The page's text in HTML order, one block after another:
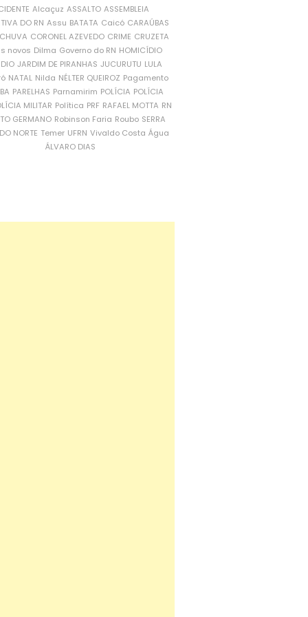
Alcaçuz ASSALTO ASSEMBLEIA
DO RN Assu BATATA Caicó CARAÚBAS
CORONEL AZEVEDO CRIME CRUZETA
novos Dilma Governo do RN HOMICÍDIO
JARDIM DE PIRANHAS JUCURUTU LULA
NATAL Nilda NÉLTER QUEIROZ Pagamento
PARELHAS Parnamirim POLÍCIA POLÍCIA
MILITAR Política PRF RAFAEL MOTTA RN
GERMANO Robinson Faria Roubo SERRA
NORTE Temer UFRN Vivaldo Costa Água
ÁLVARO DIAS